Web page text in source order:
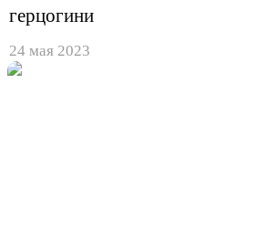
герцогини
24 мая 2023